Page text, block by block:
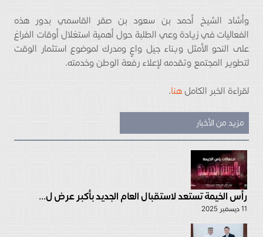
وأشاد الشيخ أحمد بن سعود بن صقر القاسمي بدور هذه
الفعاليات في زيادة وعي الطلبة حول أهمية استغلال أوقات الفراغ
على النحو الأمثل وبناء جيل واعٍ ومدرك لموضوع استثمار الوقت
لتطوير المجتمع وتقدمه لإعلاء رفعة الوطن وخدمته.
لقراءة الخبر الكامل هنا.
مزيد من الأخبار
رأس الخيمة تستعد لاستقبال العام الجديد بأكبر عرض ل...
11 ديسمبر 2025